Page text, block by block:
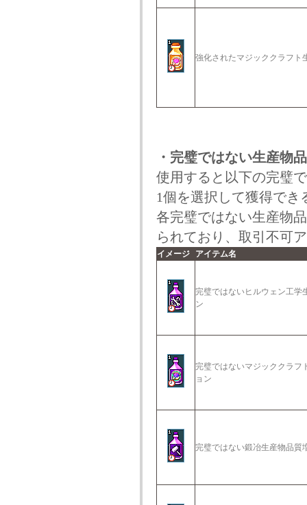
強化されたマジッククラフト
・完璧ではない生産物
使用すると以下の完璧
1個を選択して獲得でき
各完璧ではない生産物
られており、取引不可
イメージ アイテム名
完璧ではないヒルウェン工学
ン
完璧ではないマジッククラフ
ョン
完璧ではない鍛冶生産物品質